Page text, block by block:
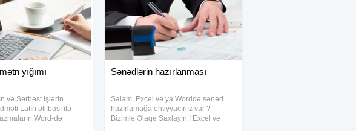
yığımı
və Sərbəst İşlərin
Latın əlifbası ilə
Word-də
Sənədlərin hazırlanması
Salam, Excel və ya Worddə sənəd
hazırlamağa ehtiyyacınız var ?
Bizimlə Əlaqə Saxlayın ! Excel ve